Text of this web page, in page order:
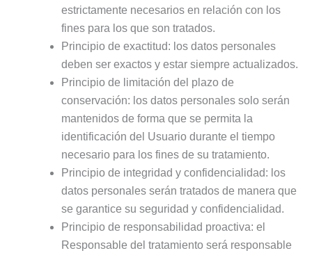
estrictamente necesarios en relación con los
fines para los que son tratados.
Principio de exactitud: los datos personales
deben ser exactos y estar siempre actualizados.
Principio de limitación del plazo de
conservación: los datos personales solo serán
mantenidos de forma que se permita la
identificación del Usuario durante el tiempo
necesario para los fines de su tratamiento.
Principio de integridad y confidencialidad: los
datos personales serán tratados de manera que
se garantice su seguridad y confidencialidad.
Principio de responsabilidad proactiva: el
Responsable del tratamiento será responsable